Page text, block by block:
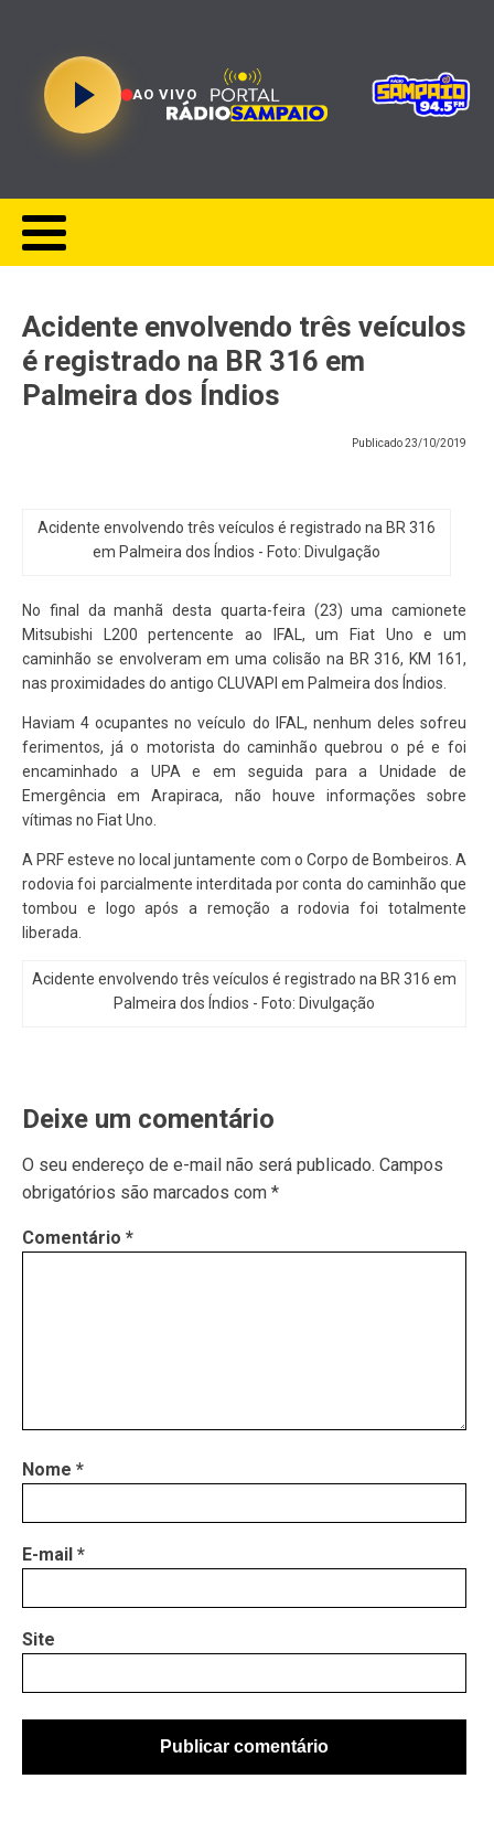
AO VIVO
Acidente envolvendo três veículos
é registrado na BR 316 em
Palmeira dos Índios
Publicado23/10/2019
Acidente envolvendo três veículos é registrado na BR 316
em Palmeira dos Índios - Foto: Divulgação
No final da manhã desta quarta-feira (23) uma camionete
Mitsubishi L200 pertencente ao IFAL, um Fiat Uno e um
caminhão se envolveram em uma colisão na BR 316, KM 161,
nas proximidades do antigo CLUVAPI em Palmeira dos Índios.
Haviam 4 ocupantes no veículo do IFAL, nenhum deles sofreu
ferimentos, já o motorista do caminhão quebrou o pé e foi
encaminhado a UPA e em seguida para a Unidade de
Emergência em Arapiraca, não houve informações sobre
vítimas no Fiat Uno.
A PRF esteve no local juntamente com o Corpo de Bombeiros. A
rodovia foi parcialmente interditada por conta do caminhão que
tombou e logo após a remoção a rodovia foi totalmente
liberada.
Acidente envolvendo três veículos é registrado na BR 316 em
Palmeira dos Índios - Foto: Divulgação
Deixe um comentário
O seu endereço de e-mail não será publicado. Campos
obrigatórios são marcados com *
Comentário *
Nome *
E-mail *
Site